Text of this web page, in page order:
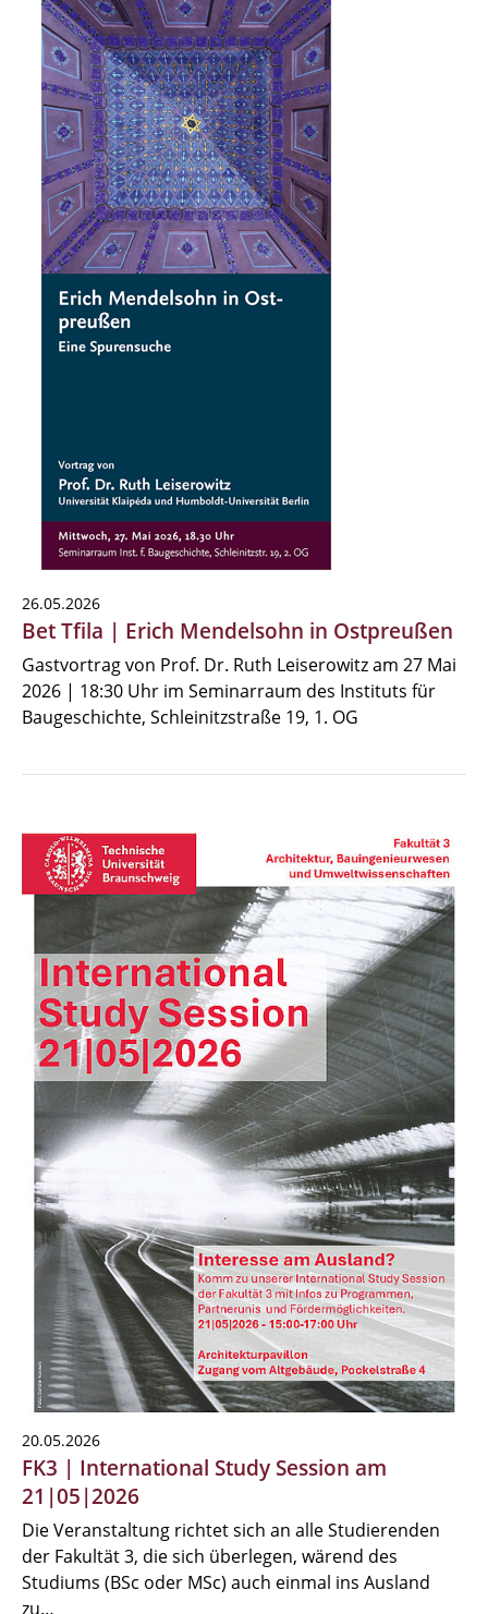
26.05.2026
Bet Tfila | Erich Mendelsohn in Ostpreußen
Gastvortrag von Prof. Dr. Ruth Leiserowitz am 27 Mai
2026 | 18:30 Uhr im Seminarraum des Instituts für
Baugeschichte, Schleinitzstraße 19, 1. OG
20.05.2026
FK3 | International Study Session am
21|05|2026
Die Veranstaltung richtet sich an alle Studierenden
der Fakultät 3, die sich überlegen, wärend des
Studiums (BSc oder MSc) auch einmal ins Ausland
zu…